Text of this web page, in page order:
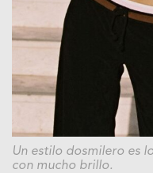
Un estilo dosmilero es
con mucho brillo.